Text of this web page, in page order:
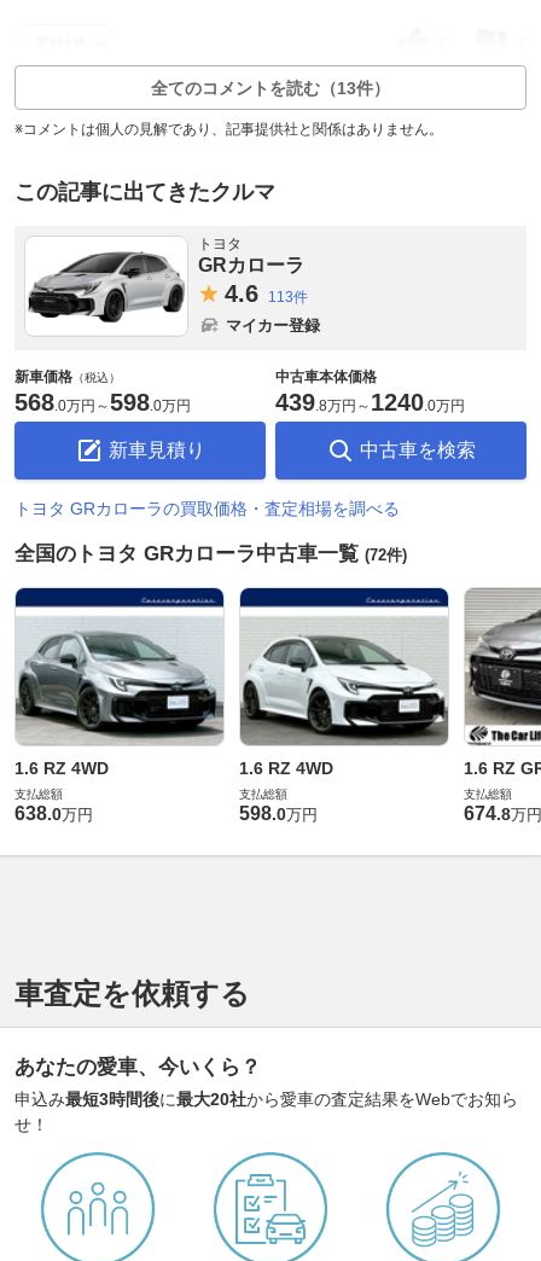
全てのコメントを読む（13件）
※コメントは個人の見解であり、記事提供社と関係はありません。
この記事に出てきたクルマ
トヨタ
GRカローラ
4.6 113件
マイカー登録
新車価格 （税込）
568.0万円 ～598.0万円
新車見積り
中古車本体価格
439.8万円 ～ 1240.0万円
中古車を検索
トヨタ GRカローラの買取価格・査定相場を調べる
全国のトヨタ GRカローラ中古車一覧 (72件)
1.6 RZ 4WD
支払総額
638.0万円
1.6 RZ 4WD
支払総額
598.0万円
1.6 RZ
支払総額
674.8万円
車査定を依頼する
あなたの愛車、今いくら？
申込み最短3時間後に最大20社から愛車の査定結果をWebでお知ら
せ！